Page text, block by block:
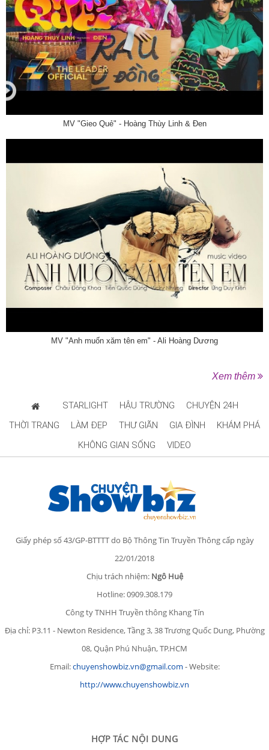
MV "Gieo Quẻ" - Hoàng Thùy Linh & Đen
MV "Anh muốn xăm tên em" - Ali Hoàng Dương
Xem thêm
STARLIGHT HẬU TRƯỜNG
CHUYỆN 24H
THỜI TRANG
LÀM ĐẸP THƯ GIÃN GIA ĐÌNH
KHÁM PHÁ
KHÔNG GIAN SỐNG
VIDEO
Giấy phép số 43/GP-BTTTT do Bộ Thông Tin Truyền Thông cấp ngày
22/01/2018
Chịu trách nhiệm: Ngô Huệ
Hotline: 0909.308.179
Công ty TNHH Truyền thông Khang Tín
Địa chỉ: P3.11 - Newton Residence, Tầng 3, 38 Trương Quốc Dung, Phường
08, Quận Phú Nhuận, TP.HCM
Email:chuyenshowbiz.vn@gmail.com - Website:
http://www.chuyenshowbiz.vn
HỢP TÁC NỘI DUNG